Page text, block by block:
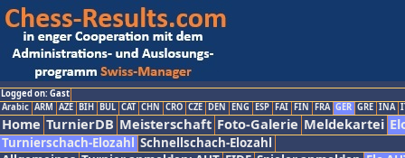
Logged on: Gast
Arabic ARM AZE BIH BUL CAT CHN CRO CZE DEN ENG ESP FAI FIN FRA GER GRE INA
Home TurnierDB Meisterschaft Foto-Galerie Meldekartei
Turnierschach-Elozahl Schnellschach-Elozahl